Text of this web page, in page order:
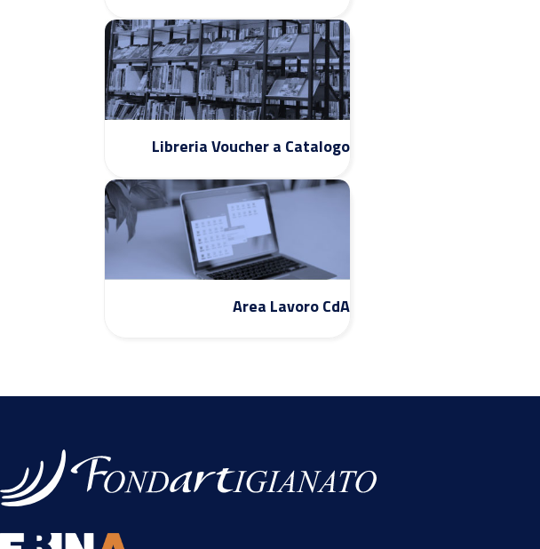
Libreria Voucher a Catalogo
Area Lavoro CdA